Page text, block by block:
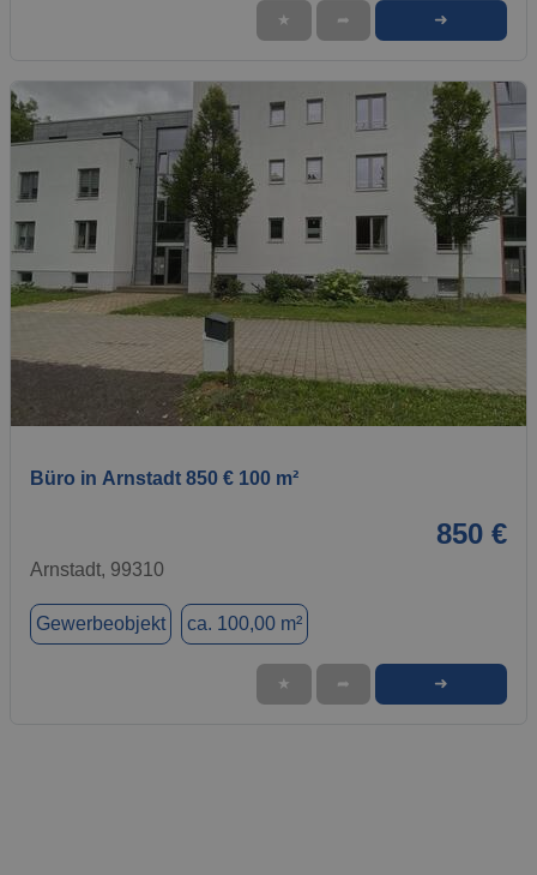
★ ➦ ➜
1 / 1
Büro in Arnstadt 850 € 100 m²
850 €
Arnstadt, 99310
Gewerbeobjekt ca. 100,00 m²
★ ➦ ➜